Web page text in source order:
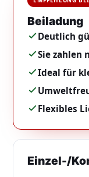
Beiladung
Deutlich
Sie zahlen
Ideal für
Flexibles
Einzel-/